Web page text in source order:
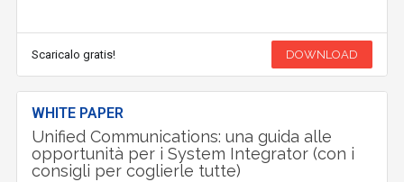
Scaricalo gratis! DOWNLOAD
WHITE PAPER
Unified Communications: una guida alle
opportunità per i System Integrator (con i
consigli per coglierle tutte)